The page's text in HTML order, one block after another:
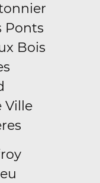
Ponts
Bois
Ville